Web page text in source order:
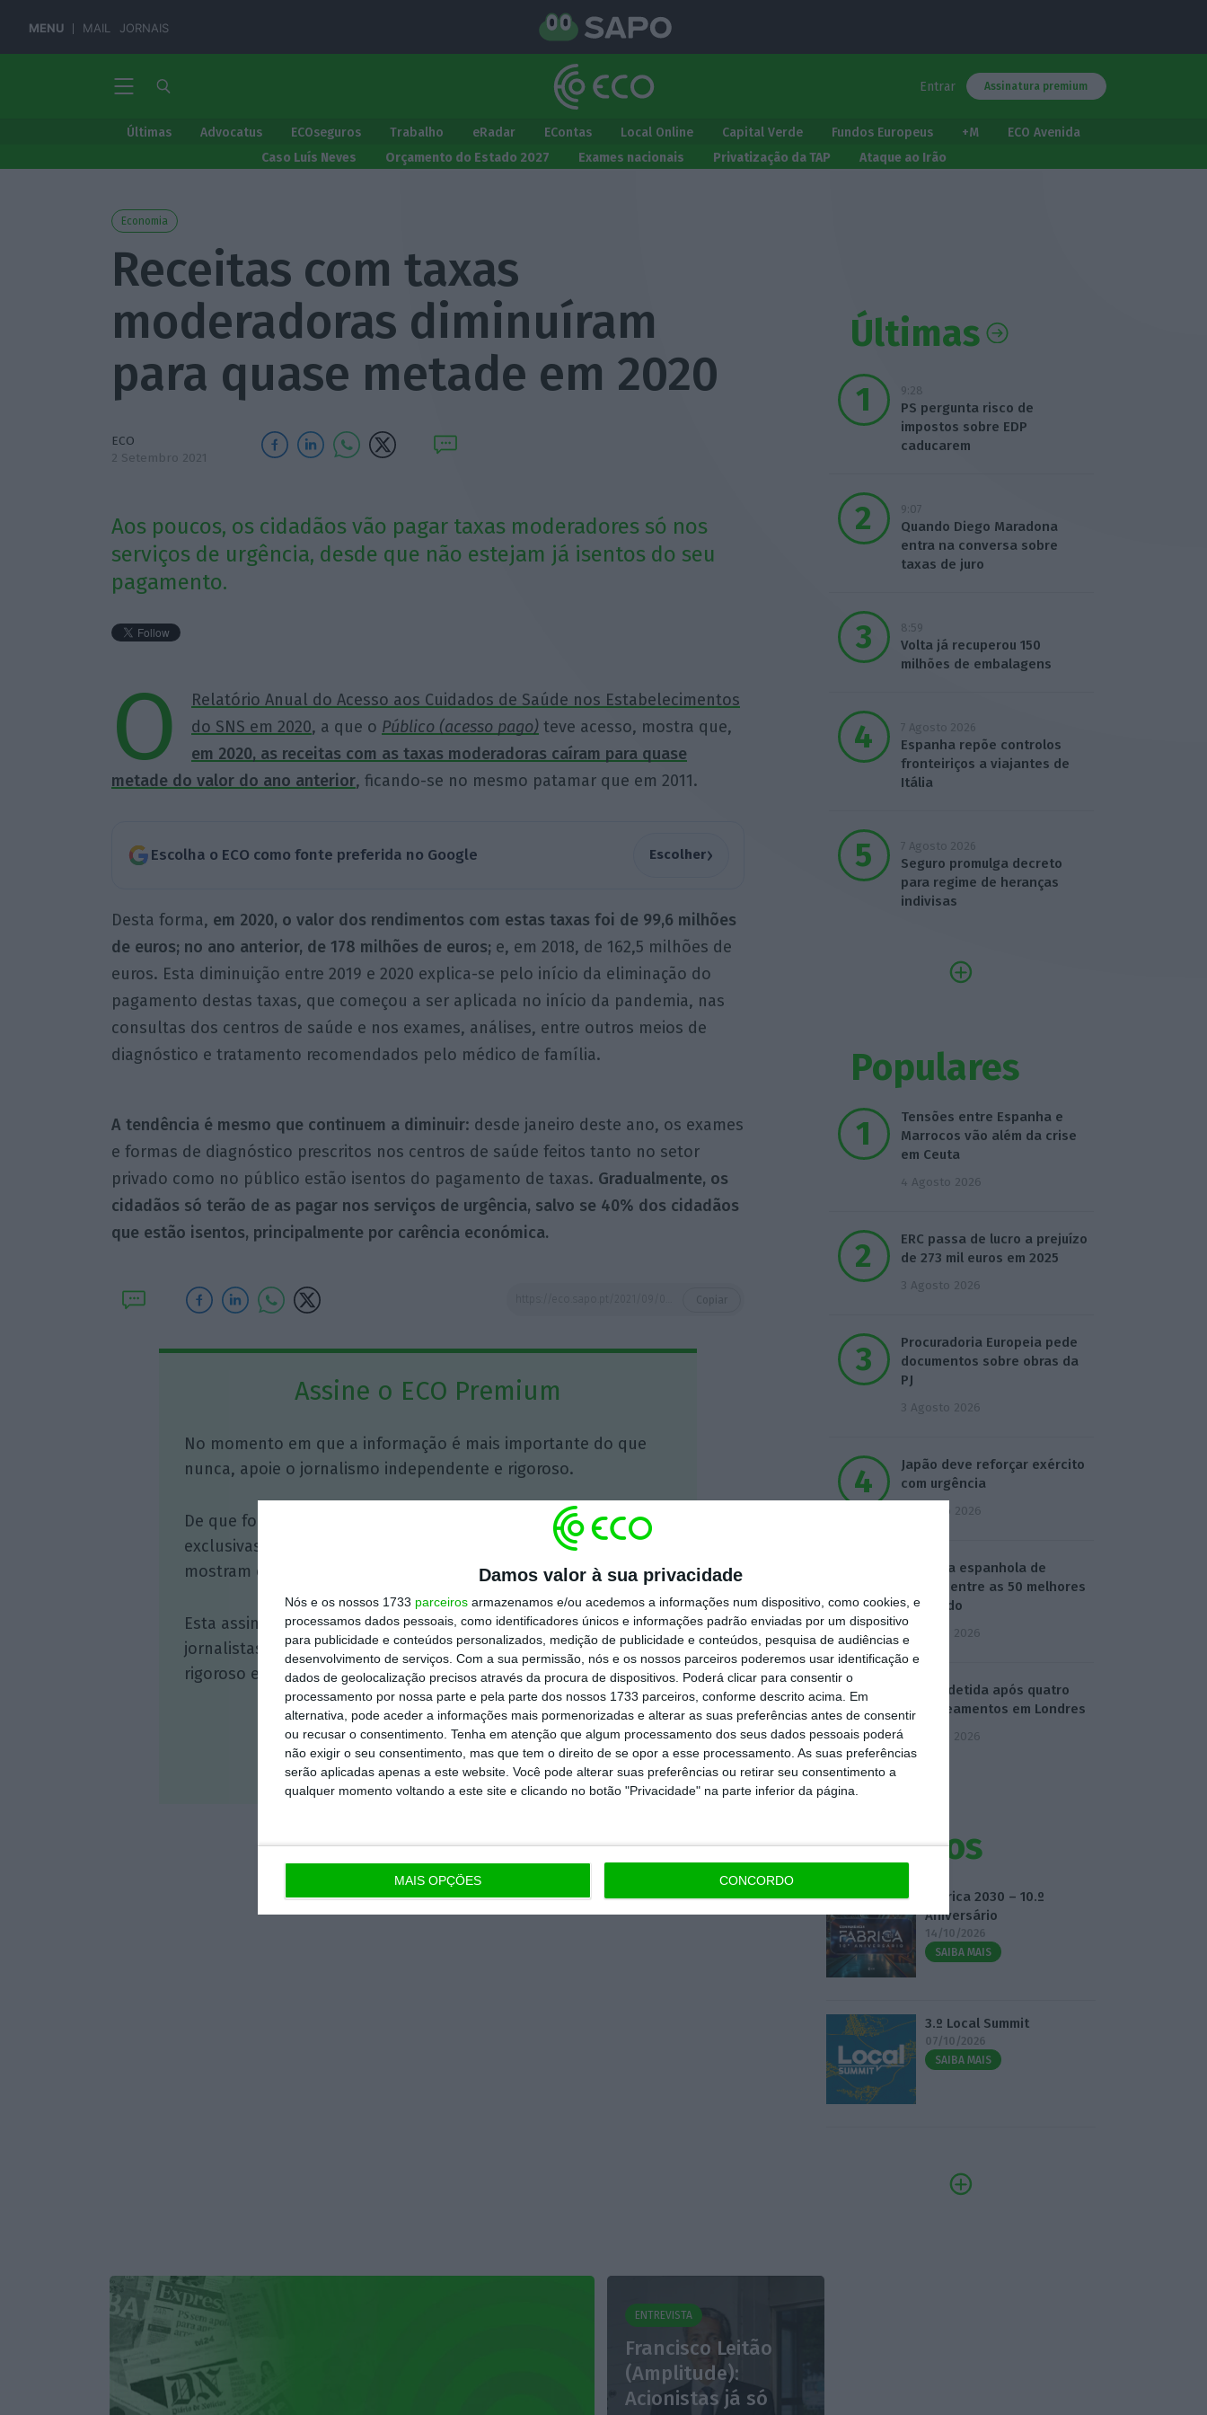
Damos valor à sua privacidade
Nós e os nossos 1733 parceiros armazenamos e/ou acedemos a informações num dispositivo, como cookies, e
processamos dados pessoais, como identificadores únicos e informações padrão enviadas por um dispositivo
para publicidade e conteúdos personalizados, medição de publicidade e conteúdos, pesquisa de audiências e
desenvolvimento de serviços. Com a sua permissão, nós e os nossos parceiros poderemos usar identificação e
dados de geolocalização precisos através da procura de dispositivos. Poderá clicar para consentir o
processamento por nossa parte e pela parte dos nossos 1733 parceiros, conforme descrito acima. Em
alternativa, pode aceder a informações mais pormenorizadas e alterar as suas preferências antes de consentir
ou recusar o consentimento. Tenha em atenção que algum processamento dos seus dados pessoais poderá
não exigir o seu consentimento, mas que tem o direito de se opor a esse processamento. As suas preferências
serão aplicadas apenas a este website. Você pode alterar suas preferências ou retirar seu consentimento a
qualquer momento voltando a este site e clicando no botão "Privacidade" na parte inferior da página.
MAIS OPÇÕES CONCORDO
MENU MAIL JORNAIS
Entrar Assinatura premium
Últimas Advocatus ECOseguros Trabalho eRadar EContas Local Online Capital Verde Fundos Europeus +M
ECO Avenida
Caso Luís Neves
Orçamento do Estado 2027 Exames nacionais Privatização da TAP Ataque ao Irão
Economia
Receitas com taxas
moderadoras diminuíram
para quase metade em 2020
ECO
2 Setembro 2021
Aos poucos, os cidadãos vão pagar taxas moderadores só nos
serviços de urgência, desde que não estejam já isentos do seu
pagamento.
O
Relatório Anual do Acesso aos Cuidados de Saúde nos Estabelecimentos
do SNS em 2020, a que o Público (acesso pago) teve acesso, mostra que,
em 2020, as receitas com as taxas moderadoras caíram para quase
metade do valor do ano anterior, ficando-se no mesmo patamar que em 2011.
Escolha o ECO como fonte preferida no Google Escolher›
Desta forma, em 2020, o valor dos rendimentos com estas taxas foi de 99,6 milhões
de euros; no ano anterior, de 178 milhões de euros; e, em 2018, de 162,5 milhões de
euros. Esta diminuição entre 2019 e 2020 explica-se pelo início da eliminação do
pagamento destas taxas, que começou a ser aplicada no início da pandemia, nas
consultas dos centros de saúde e nos exames, análises, entre outros meios de
diagnóstico e tratamento recomendados pelo médico de família.
A tendência é mesmo que continuem a diminuir: desde janeiro deste ano, os exames
e formas de diagnóstico prescritos nos centros de saúde feitos tanto no setor
privado como no público estão isentos do pagamento de taxas. Gradualmente, os
cidadãos só terão de as pagar nos serviços de urgência, salvo se 40% dos cidadãos
que estão isentos, principalmente por carência económica.
Assine o ECO Premium
No momento em que a informação é mais importante do que
nunca, apoie o jornalismo independente e rigoroso.
De que forma? Assine o ECO Premium e tenha acesso a notícias
exclusivas, à opinião que conta, às reportagens e especiais que
mostram o outro lado da história.
Esta assinatura é uma forma de apoiar o ECO e os seus
jornalistas. A nossa contrapartida é o jornalismo independente,
rigoroso e credível.
Assine já
Veja todos os planos
Últimas
9:28
PS pergunta risco de
impostos sobre EDP
caducarem
9:07
Quando Diego Maradona
entra na conversa sobre
taxas de juro
8:59
Volta já recuperou 150
milhões de embalagens
7 Agosto 2026
Espanha repõe controlos
fronteiriços a viajantes de
Itália
7 Agosto 2026
Seguro promulga decreto
para regime de heranças
indivisas
Populares
Tensões entre Espanha e
Marrocos vão além da crise
em Ceuta
4 Agosto 2026
ERC passa de lucro a prejuízo
de 273 mil euros em 2025
3 Agosto 2026
Procuradoria Europeia pede
documentos sobre obras da
PJ
3 Agosto 2026
Japão deve reforçar exército
com urgência
4 Agosto 2026
Empresa espanhola de
EdTech entre as 50 melhores
do mundo
5 Agosto 2026
Mulher detida após quatro
esfaqueamentos em Londres
5 Agosto 2026
Eventos
Fábrica 2030 – 10.º
Aniversário
14/10/2026
SAIBA MAIS
3.º Local Summit
07/10/2026
SAIBA MAIS
ENTREVISTA
Francisco Leitão
(Amplitude):
Acionistas já só